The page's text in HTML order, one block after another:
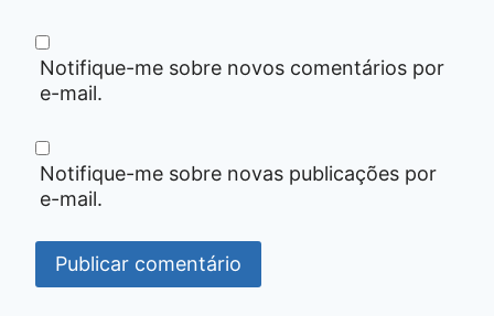
Notifique-me sobre novos comentários por
e-mail.
Notifique-me sobre novas publicações por
e-mail.